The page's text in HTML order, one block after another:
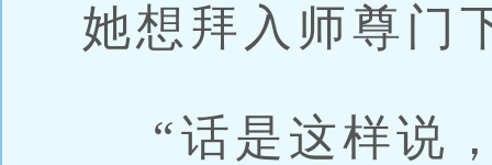
她想拜入师尊门
“话是这样说